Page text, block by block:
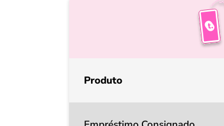
Produto